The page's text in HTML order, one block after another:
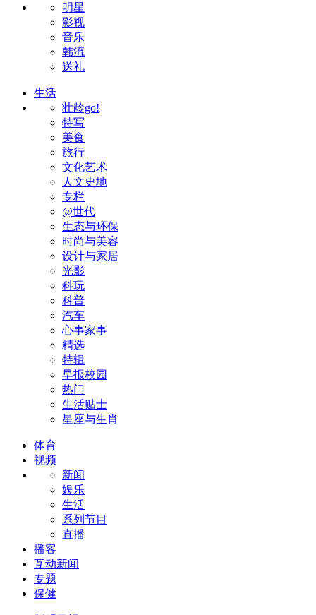
明星
影视
音乐
韩流
送礼
生活
壮龄go!
特写
美食
旅行
文化艺术
人文史地
专栏
@世代
生态与环保
时尚与美容
设计与家居
光影
科玩
科普
汽车
心事家事
精选
特辑
早报校园
热门
生活贴士
星座与生肖
体育
视频
新闻
娱乐
生活
系列节目
直播
播客
互动新闻
专题
保健